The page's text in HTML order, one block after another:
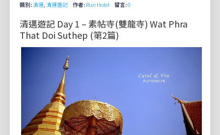
類別:清邁,清邁遊記 作者:Run Hotel 留言:0
清邁遊記 Day 1 – 素帖寺(雙龍寺) Wat Phra
That Doi Suthep (第2篇)